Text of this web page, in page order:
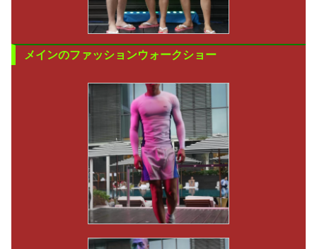
メインのファッションウォークショー